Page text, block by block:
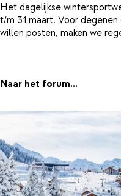
Het dagelijkse
t/m 31 maart. Voor
willen posten, maken we
Naar het forum...